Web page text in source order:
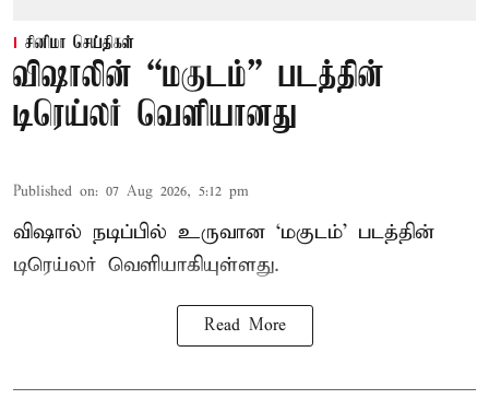
சினிமா செய்திகள்
விஷாலின் “மகுடம்” படத்தின்
டிரெய்லர் வெளியானது
Published on: 07 Aug 2026, 5:12 pm
விஷால் நடிப்பில் உருவான ‘மகுடம்’ படத்தின்
டிரெய்லர் வெளியாகியுள்ளது.
Read More